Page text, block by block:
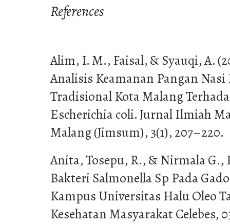
References
Alim, I. M., Faisal, & Syauqi, A.
Analisis Keamanan Pangan
Tradisional Kota Malang
Escherichia coli. Jurnal Ilmiah
Malang (Jimsum), 3(1), 207–220.
Anita, Tosepu, R., & Nirmala G.,
Bakteri Salmonella Sp Pada
Kampus Universitas Halu Oleo
Kesehatan Masyarakat Celebes,